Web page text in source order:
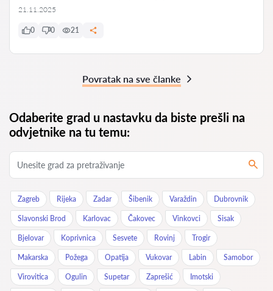
21.11.2025
0 0 21
Povratak na sve članke
Odaberite grad u nastavku da biste prešli na
odvjetnike na tu temu:
Zagreb Rijeka Zadar Šibenik Varaždin Dubrovnik
Slavonski Brod Karlovac Čakovec Vinkovci Sisak
Bjelovar Koprivnica Sesvete Rovinj Trogir
Makarska Požega Opatija Vukovar Labin Samobor
Virovitica Ogulin Supetar Zaprešić Imotski